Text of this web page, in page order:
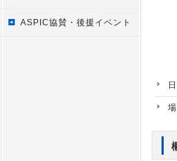
ASPIC協賛・後援イベント